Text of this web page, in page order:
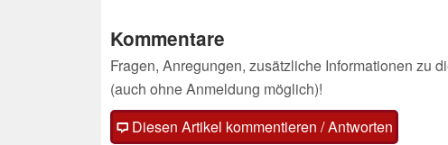
Kommentare
Fragen, Anregungen, zusätzliche Informationen zu
(auch ohne Anmeldung möglich)!
Diesen Artikel kommentieren / Antworten